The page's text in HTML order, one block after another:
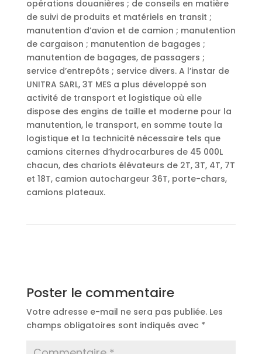
opérations douanières ; de conseils en matière
de suivi de produits et matériels en transit ;
manutention d’avion et de camion ; manutention
de cargaison ; manutention de bagages ;
manutention de bagages, de passagers ;
service d’entrepôts ; service divers. A l’instar de
UNITRA SARL, 3T MES a plus développé son
activité de transport et logistique où elle
dispose des engins de taille et moderne pour la
manutention, le transport, en somme toute la
logistique et la technicité nécessaire tels que
camions citernes d’hydrocarbures de 45 000L
chacun, des chariots élévateurs de 2T, 3T, 4T, 7T
et 18T, camion autochargeur 36T, porte-chars,
camions plateaux.
Poster le commentaire
Votre adresse e-mail ne sera pas publiée. Les
champs obligatoires sont indiqués avec *